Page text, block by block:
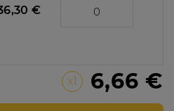
€
x1 6,66 €